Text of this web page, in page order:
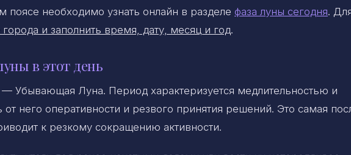
поясе необходимо узнать онлайн в разделе фаза луны сегодня.
города и заполнить время, дату, месяц и год.
в этот день
— Убывающая Луна. Период характеризуется медлительностью и
него оперативности и резвого принятия решений. Это самая
к резкому сокращению активности.